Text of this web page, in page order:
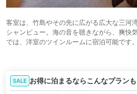
客室は、竹島やその先に広がる広大な三河
シャンビュー。海の音を聴きながら、爽快
では、洋室のツインルームに宿泊可能です。
SALE お得に泊まるならこんなプランも